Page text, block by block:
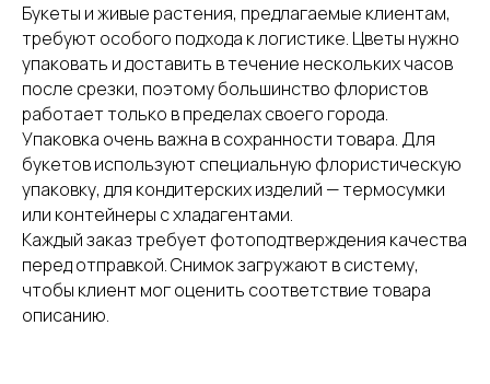
Букеты и живые растения, предлагаемые клиентам,
требуют особого подхода к логистике. Цветы нужно
упаковать и доставить в течение нескольких часов
после срезки, поэтому большинство флористов
работает только в пределах своего города.
Упаковка очень важна в сохранности товара. Для
букетов используют специальную флористическую
упаковку, для кондитерских изделий — термосумки
или контейнеры с хладагентами.
Каждый заказ требует фотоподтверждения качества
перед отправкой. Снимок загружают в систему,
чтобы клиент мог оценить соответствие товара
описанию.